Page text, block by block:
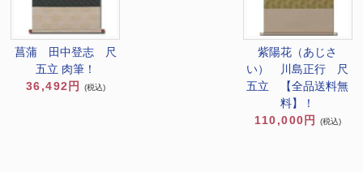
菖蒲 田中登志 尺
五立 肉筆！
36,492円
(税込)
紫陽花（あじさ
い） 川島正行 尺
五立 【全品送料無
料】！
110,000円
(税込)